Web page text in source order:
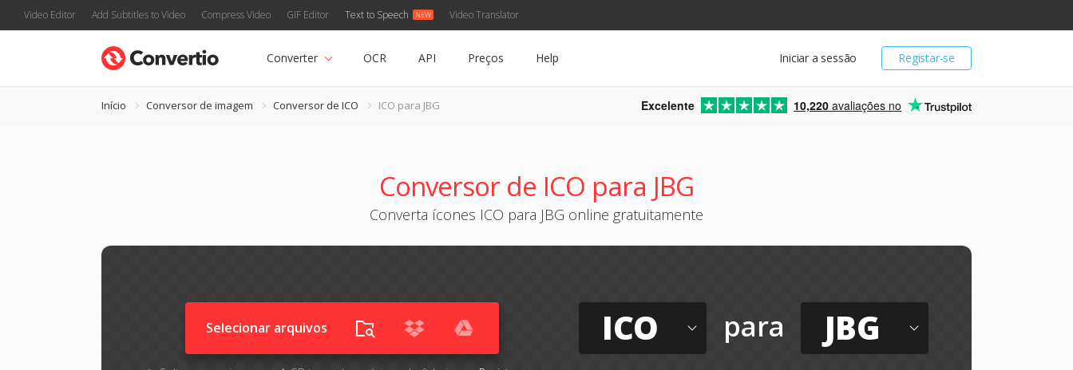
Video Editor Add Subtitles to Video Compress Video GIF Editor Text to Speech Video Translator
Registar-se
Iniciar a sessão
Converter OCR API Preços Help
Início Conversor de imagem Conversor de ICO ICO para JBG Excelente 10,220 avaliações no
Conversor de ICO para JBG
Converta ícones ICO para JBG online gratuitamente
Selecionar arquivos ICO para JBG